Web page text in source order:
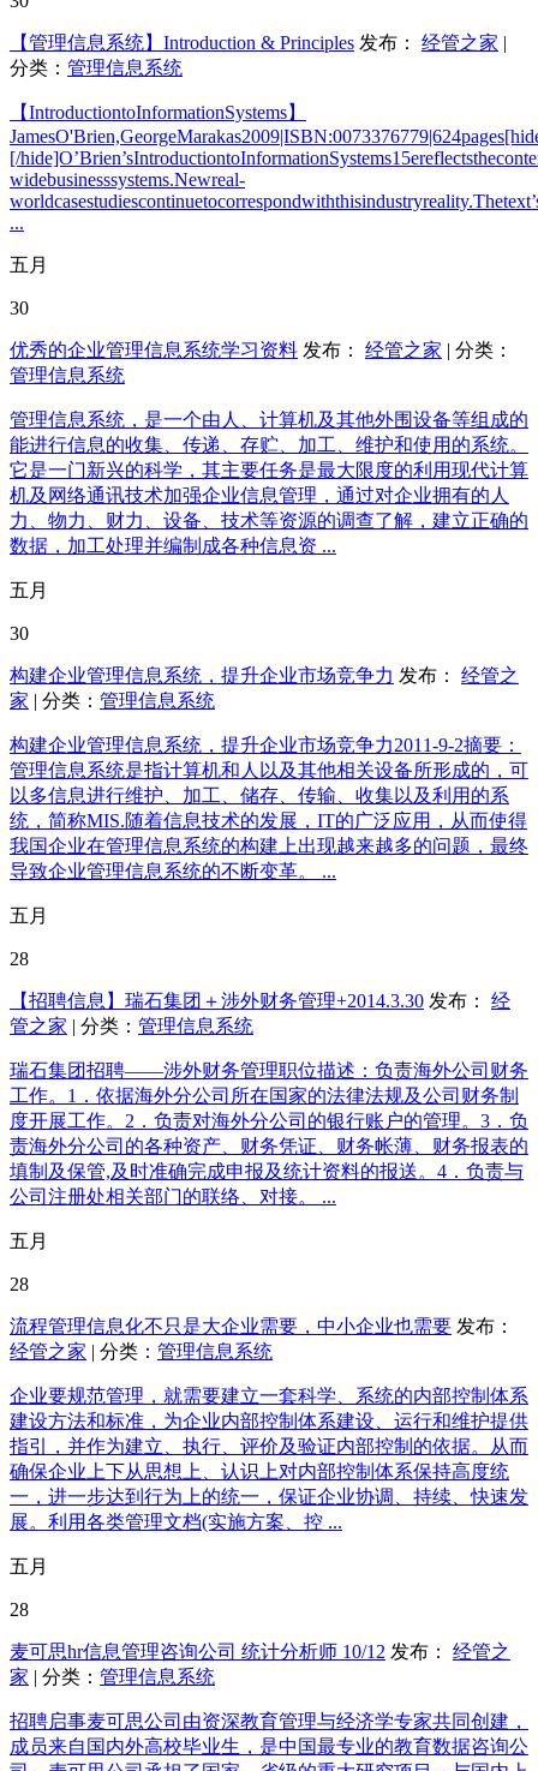
【管理信息系统】Introduction & Principles 发布： 经管之家 |
分类： 管理信息系统
【IntroductiontoInformationSystems】
[/
widebusinesssystems.Newreal-
...
五月
30
优秀的企业管理信息系统学习资料 发布： 经管之家 | 分类：
管理信息系统
管理信息系统，是一个由人、计算机及其他外围设备等组成的
能进行信息的收集、传递、存贮、加工、维护和使用的系统。
它是一门新兴的科学，其主要任务是最大限度的利用现代计算
机及网络通讯技术加强企业信息管理，通过对企业拥有的人
力、物力、财力、设备、技术等资源的调查了解，建立正确的
数据，加工处理并编制成各种信息资 ...
五月
30
构建企业管理信息系统，提升企业市场竞争力 发布： 经管之
家 | 分类： 管理信息系统
构建企业管理信息系统，提升企业市场竞争力2011-9-2摘要：
管理信息系统是指计算机和人以及其他相关设备所形成的，可
以多信息进行维护、加工、储存、传输、收集以及利用的系
统，简称MIS.随着信息技术的发展，IT的广泛应用，从而使得
我国企业在管理信息系统的构建上出现越来越多的问题，最终
导致企业管理信息系统的不断变革。 ...
五月
28
【招聘信息】瑞石集团＋涉外财务管理+2014.3.30 发布： 经
管之家 | 分类： 管理信息系统
瑞石集团招聘——涉外财务管理职位描述：负责海外公司财务
工作。1．依据海外分公司所在国家的法律法规及公司财务制
度开展工作。2．负责对海外分公司的银行账户的管理。3．负
责海外分公司的各种资产、财务凭证、财务帐薄、财务报表的
填制及保管,及时准确完成申报及统计资料的报送。4．负责与
公司注册处相关部门的联络、对接。 ...
五月
28
流程管理信息化不只是大企业需要，中小企业也需要 发布：
经管之家 | 分类： 管理信息系统
企业要规范管理，就需要建立一套科学、系统的内部控制体系
建设方法和标准，为企业内部控制体系建设、运行和维护提供
指引，并作为建立、执行、评价及验证内部控制的依据。从而
确保企业上下从思想上、认识上对内部控制体系保持高度统
一，进一步达到行为上的统一，保证企业协调、持续、快速发
展。利用各类管理文档(实施方案、控 ...
五月
28
麦可思hr信息管理咨询公司 统计分析师 10/12 发布： 经管之
家 | 分类： 管理信息系统
招聘启事麦可思公司由资深教育管理与经济学专家共同创建，
成员来自国内外高校毕业生，是中国最专业的教育数据咨询公